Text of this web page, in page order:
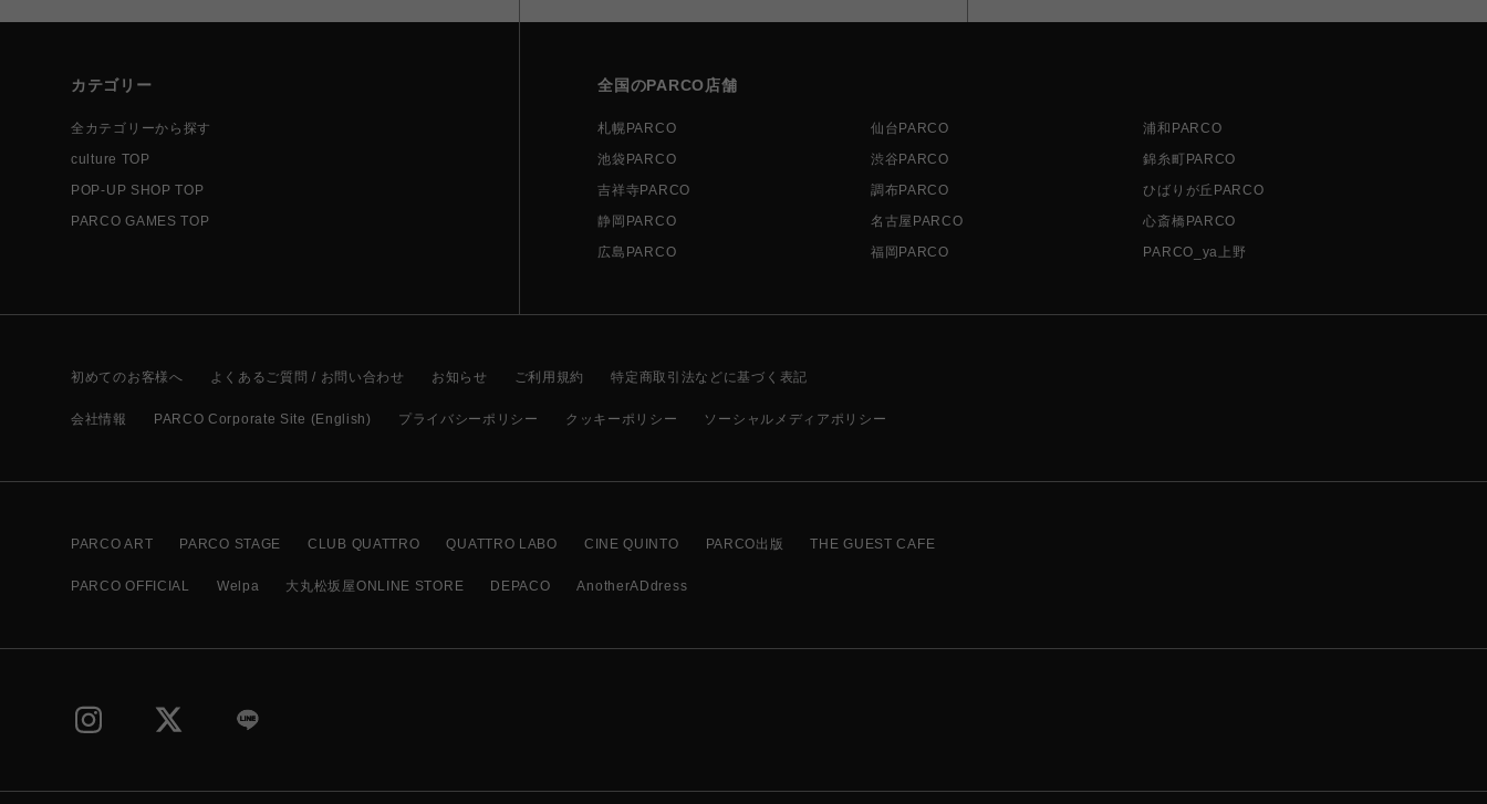
カテゴリー
全カテゴリーから探す
culture TOP
POP-UP SHOP TOP
PARCO GAMES TOP
全国のPARCO店舗
札幌PARCO 仙台PARCO
浦和PARCO
池袋PARCO
渋谷PARCO
錦糸町PARCO
吉祥寺PARCO
調布PARCO
ひばりが丘PARCO
静岡PARCO
名古屋PARCO
心斎橋PARCO
広島PARCO
福岡PARCO PARCO_ya上野
初めてのお客様へ よくあるご質問 / お問い合わせ お知らせ ご利用規約 特定商取引法などに基づく表記
会社情報 PARCO Corporate Site (English) プライバシーポリシー クッキーポリシー ソーシャルメディアポリシー
PARCO ART PARCO STAGE CLUB QUATTRO QUATTRO LABO CINE QUINTO PARCO出版 THE GUEST CAFE
PARCO OFFICIAL Welpa 大丸松坂屋ONLINE STORE DEPACO AnotherADdress